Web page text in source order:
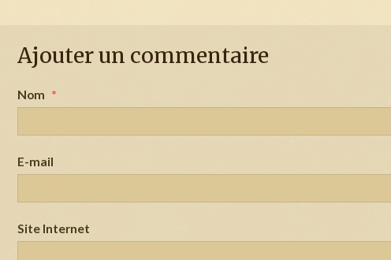
Ajouter un commentaire
Nom
E-mail
Site Internet